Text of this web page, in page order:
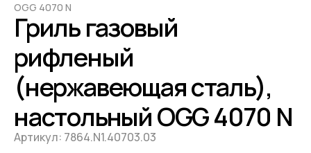
OGG 4070 N
Гриль газовый
рифленый
(нержавеющая сталь),
настольный OGG 4070 N
Артикул: 7864.N1.40703.03